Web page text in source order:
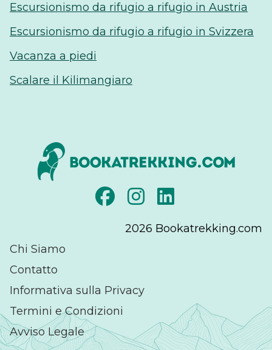
Escursionismo da rifugio a rifugio in Austria
Escursionismo da rifugio a rifugio in Svizzera
Vacanza a piedi
Scalare il Kilimangiaro
2026 Bookatrekking.com
Chi Siamo
Contatto
Informativa sulla Privacy
Termini e Condizioni
Avviso Legale